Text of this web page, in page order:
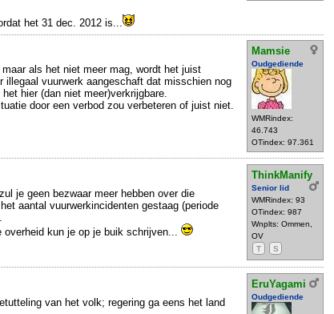
het 31 dec. 2012 is...
Mamsie
Oudgediende
WMRindex:
46.743
OTindex: 97.361
als het niet meer mag, wordt het juist
illegaal vuurwerk aangeschaft dat misschien nog
hier (dan niet meer)verkrijgbare.
door een verbod zou verbeteren of juist niet.
ThinkManify
Senior lid
WMRindex: 93
OTindex: 987
Wnplts: Ommen,
OV
T
S
je geen bezwaar meer hebben over die
aantal vuurwerkincidenten gestaag (periode
kun je op je buik schrijven...
EruYagami
Oudgediende
van het volk; regering ga eens het land